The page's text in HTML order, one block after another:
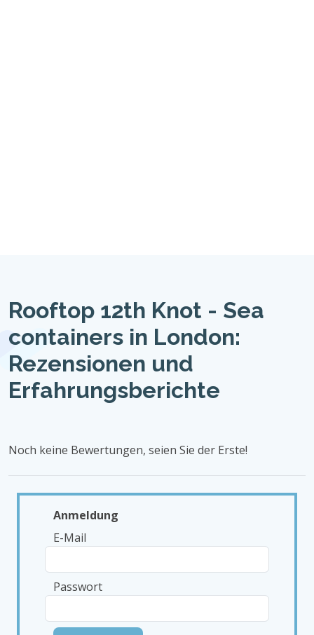
Rooftop 12th Knot - Sea
containers in London:
Rezensionen und
Erfahrungsberichte
Noch keine Bewertungen, seien Sie der Erste!
Anmeldung
E-Mail
Passwort